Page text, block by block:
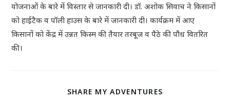
योजनाओं के बारे में विस्तार से जानकारी दी। डॉ. अशोक सिवाच ने किसानों
को हाईटैक व पॉली हाउस के बारे में जानकारी दी। कार्यक्रम में आए
किसानों को केंद्र में उन्नत किस्म की तैयार तरबूज व पैठे की पौध वितरित
की।
SHARE MY ADVENTURES